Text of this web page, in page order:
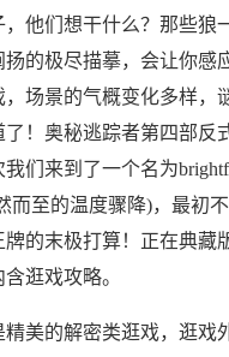
他们想干什么？那些
的极尽描摹，会让你
场景的气概变化多样
！奥秘逃踪者第四部
们来到了一个名为
而至的温度骤降)，最初
的末极打算！正在典
逛戏攻略。
的解密类逛戏，逛戏